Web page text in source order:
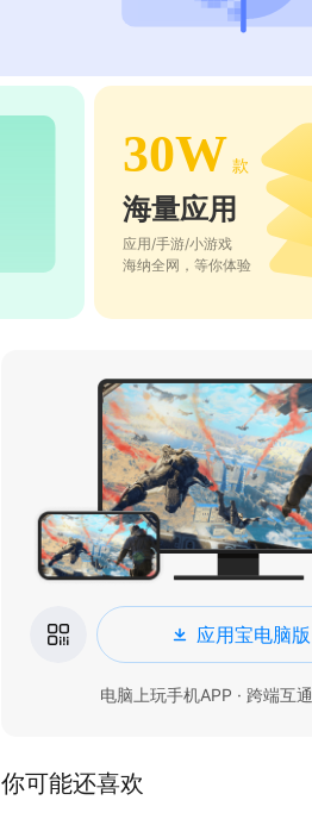
30W 款
海量应用
应用/手游/小游戏
海纳全网，等你体验
应用宝电脑版
电脑上玩手机APP · 跨端互通
你可能还喜欢